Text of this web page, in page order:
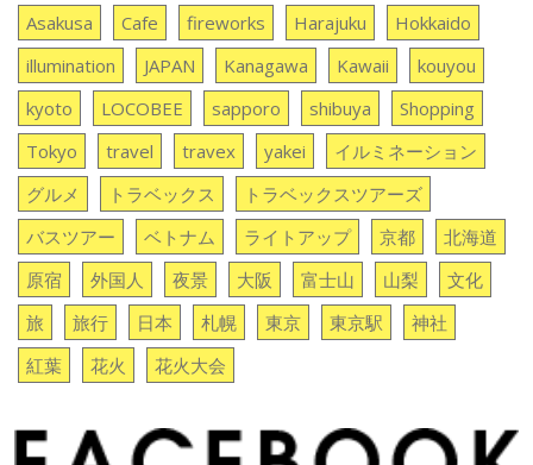
Asakusa Cafe fireworks Harajuku
Hokkaido
illumination
JAPAN Kanagawa Kawaii
kouyou
kyoto
LOCOBEE sapporo shibuya
Shopping
Tokyo
travel travex yakei
イルミネーション
グルメ
トラベックス
トラベックスツアーズ
バスツアー
ベトナム ライトアップ 京都
北海道
原宿
外国人 夜景 大阪 富士山 山梨
文化
旅
旅行 日本 札幌 東京 東京駅
神社
紅葉
花火 花火大会